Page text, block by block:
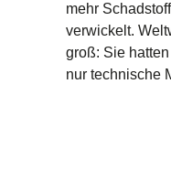
mehr
verwickelt.
groß: Sie
nur technische